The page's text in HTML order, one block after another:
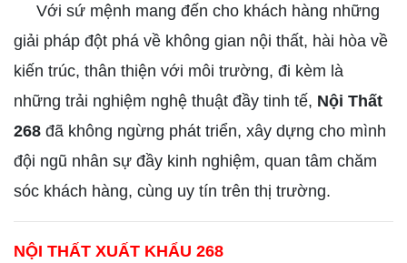
Với sứ mệnh mang đến cho khách hàng những
giải pháp đột phá về không gian nội thất, hài hòa về
kiến trúc, thân thiện với môi trường, đi kèm là
những trải nghiệm nghệ thuật đầy tinh tế, Nội Thất
268 đã không ngừng phát triển, xây dựng cho mình
đội ngũ nhân sự đầy kinh nghiệm, quan tâm chăm
sóc khách hàng, cùng uy tín trên thị trường.
NỘI THẤT XUẤT KHẨU 268